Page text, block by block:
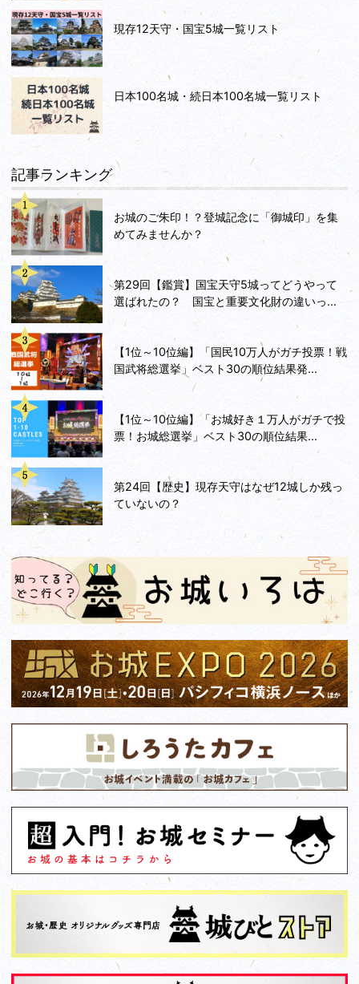
現存12天守・国宝5城一覧リスト
日本100名城・続日本100名城一覧リスト
記事ランキング
お城のご朱印！？登城記念に「御城印」を集
めてみませんか？
第29回【鑑賞】国宝天守5城ってどうやって
選ばれたの？ 国宝と重要文化財の違いっ...
【1位～10位編】「国民10万人がガチ投票！戦
国武将総選挙」ベスト30の順位結果発...
【1位～10位編】「お城好き１万人がガチで投
票！お城総選挙」ベスト30の順位結果...
第24回【歴史】現存天守はなぜ12城しか残っ
ていないの？